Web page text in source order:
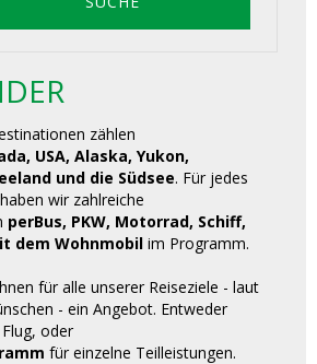
zählen
USA, Alaska, Yukon,
und die Südsee. Für jedes
wir zahlreiche
perBus, PKW, Motorrad, Schiff,
dem Wohnmobil im Programm.
für alle unserer Reiseziele - laut
- ein Angebot. Entweder
oder
für einzelne Teilleistungen.